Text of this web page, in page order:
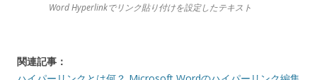
Word Hyperlinkでリンク貼り付けを設定したテキスト
関連記事：